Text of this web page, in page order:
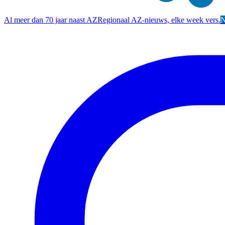
Al meer dan 70 jaar naast AZRegionaal AZ-nieuws, elke week vers.